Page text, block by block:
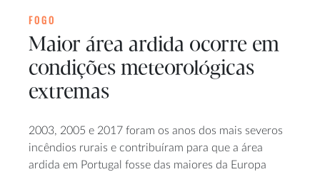
FOGO
Maior área ardida ocorre em
condições meteorológicas
extremas
2003, 2005 e 2017 foram os anos dos mais severos
incêndios rurais e contribuíram para que a área
ardida em Portugal fosse das maiores da Europa